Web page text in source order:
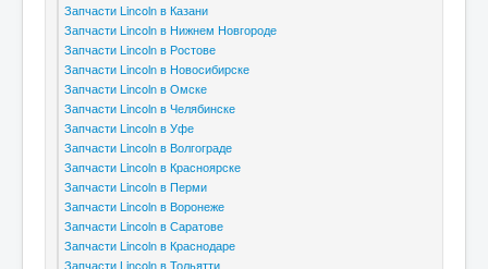
Запчасти Lincoln в Казани
Запчасти Lincoln в Нижнем Новгороде
Запчасти Lincoln в Ростове
Запчасти Lincoln в Новосибирске
Запчасти Lincoln в Омске
Запчасти Lincoln в Челябинске
Запчасти Lincoln в Уфе
Запчасти Lincoln в Волгограде
Запчасти Lincoln в Красноярске
Запчасти Lincoln в Перми
Запчасти Lincoln в Воронеже
Запчасти Lincoln в Саратове
Запчасти Lincoln в Краснодаре
Запчасти Lincoln в Тольятти